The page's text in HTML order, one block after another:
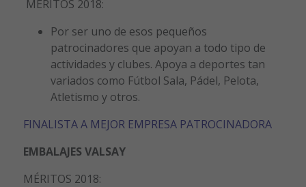
MÉRITOS 2018:
Por ser uno de esos pequeños
patrocinadores que apoyan a todo tipo de
actividades y clubes. Apoya a deportes tan
variados como Fútbol Sala, Pádel, Pelota,
Atletismo y otros.
FINALISTA A MEJOR EMPRESA PATROCINADORA
EMBALAJES VALSAY
MÉRITOS 2018: